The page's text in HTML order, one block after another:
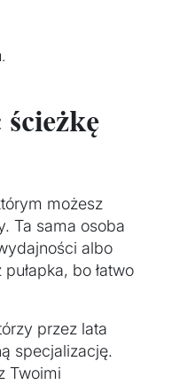
możesz
Ta sama osoba
albo
bo łatwo
przez lata
specjalizację.
Twoimi